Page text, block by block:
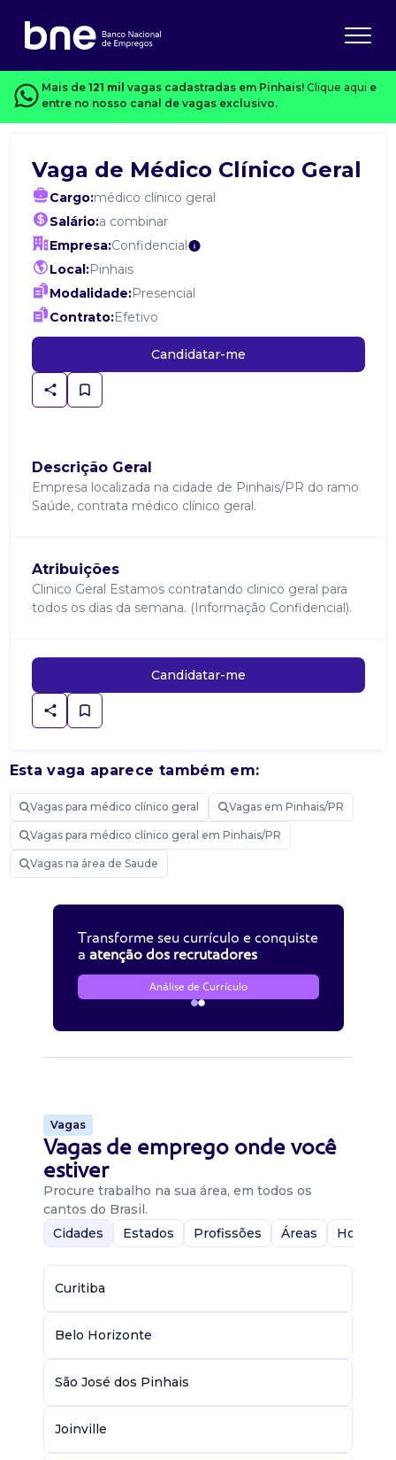
Mais de 121 mil vagas cadastradas em Pinhais! Clique aqui e
entre no nosso canal de vagas exclusivo.
Vaga de Médico Clínico Geral
Cargo:médico clínico geral
Salário:a combinar
Empresa:Confidencial
Local:Pinhais
Modalidade:Presencial
Contrato:Efetivo
Candidatar-me
Descrição Geral
Empresa localizada na cidade de Pinhais/PR do ramo
Saúde, contrata médico clínico geral.
Atribuições
Clinico Geral Estamos contratando clinico geral para
todos os dias da semana. (Informação Confidencial).
Candidatar-me
Esta vaga aparece também em:
Vagas para médico clínico geral Vagas em Pinhais/PR
Vagas para médico clínico geral em Pinhais/PR
Vagas na área de Saude
Transforme seu currículo e conquiste
a atenção dos recrutadores
Análise de Currículo
Vagas
Vagas de emprego onde você
estiver
Procure trabalho na sua área, em todos os
cantos do Brasil.
Cidades
Estados Profissões Áreas Home-
Curitiba
Belo Horizonte
São José dos Pinhais
Joinville